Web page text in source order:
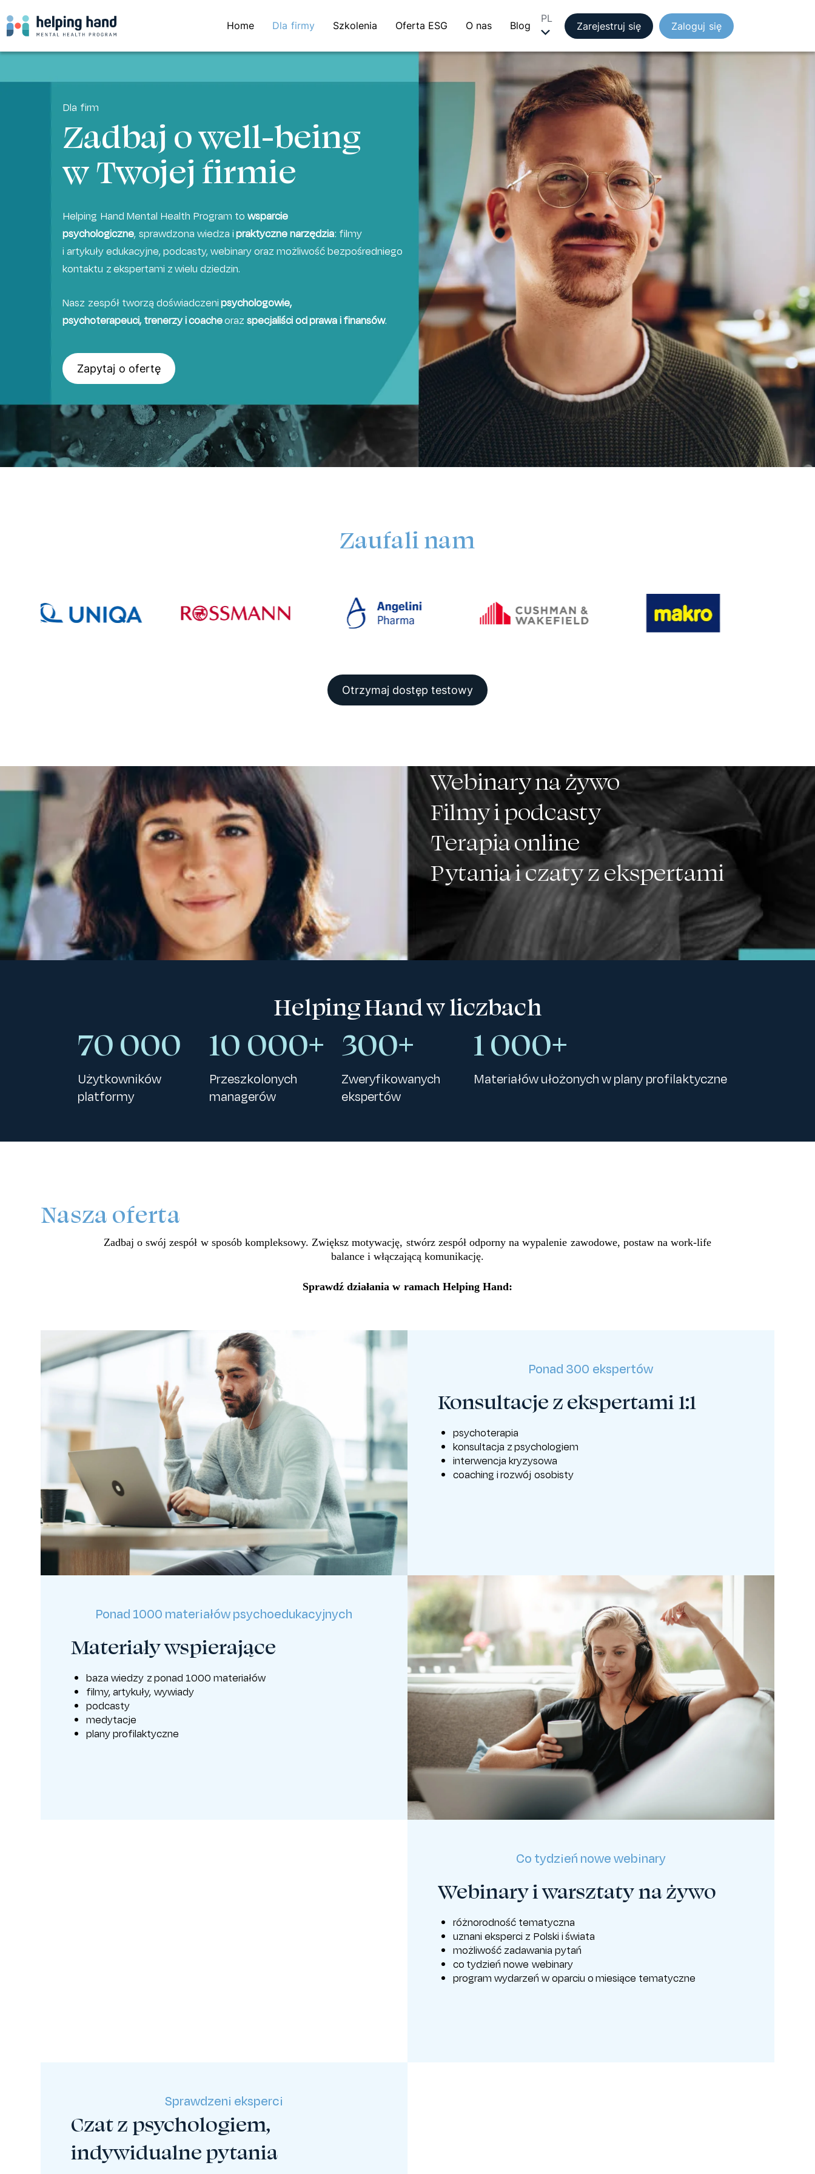
Home Dla firmy Szkolenia Oferta ESG O nas Blog
PL
Zarejestruj się Zaloguj się
Dla firm
Zadbaj o well-being
w Twojej firmie
Helping Hand Mental Health Program to wsparcie
psychologiczne, sprawdzona wiedza ipraktyczne narzędzia: filmy
i artykuły edukacyjne, podcasty, webinary oraz możliwość bezpośredniego
kontaktu z ekspertami z wielu dziedzin.
Nasz zespół tworzą doświadczenipsychologowie,
psychoterapeuci, trenerzy i coacheoraz specjaliści od prawa i finansów.
Zapytaj o ofertę
Zaufali nam
Otrzymaj dostęp testowy
Webinary na żywo
Filmy i podcasty
Terapia online
Pytania i czaty z ekspertami
Helping Hand w liczbach
70 000
Użytkowników
platformy
10 000+
Przeszkolonych
managerów
300+
Zweryfikowanych
ekspertów
1 000+
Materiałów ułożonych w plany profilaktyczne
Nasza oferta
Zadbaj o swój zespół w sposób kompleksowy. Zwiększ motywację, stwórz zespół odporny na wypalenie zawodowe, postaw na work-life
balance i włączającą komunikację.
Sprawdź działania w ramach Helping Hand:
Ponad 300 ekspertów
Konsultacje z ekspertami 1:1
psychoterapia
konsultacja z psychologiem
interwencja kryzysowa
coaching i rozwój osobisty
Ponad 1000 materiałów psychoedukacyjnych
Materiały wspierające
baza wiedzy z ponad 1000 materiałów
filmy, artykuły, wywiady
podcasty
medytacje
plany profilaktyczne
Co tydzień nowe webinary
Webinary i warsztaty na żywo
różnorodność tematyczna
uznani eksperci z Polski i świata
możliwość zadawania pytań
co tydzień nowe webinary
program wydarzeń w oparciu o miesiące tematyczne
Sprawdzeni eksperci
Czat z psychologiem,
indywidualne pytania